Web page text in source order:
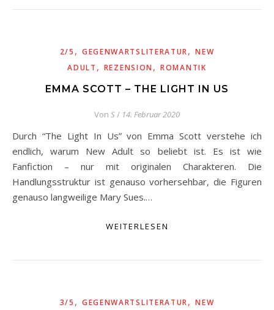
2/5 , GEGENWARTSLITERATUR,NEW
ADULT , REZENSION ,ROMANTIK
EMMA SCOTT – THE LIGHT IN US
Von S/ 14. Februar 2020
Durch “The Light In Us” von Emma Scott verstehe ich
endlich, warum New Adult so beliebt ist. Es ist wie
Fanfiction – nur mit originalen Charakteren. Die
Handlungsstruktur ist genauso vorhersehbar, die Figuren
genauso langweilige Mary Sues.…
WEITERLESEN
3/5 , GEGENWARTSLITERATUR,NEW